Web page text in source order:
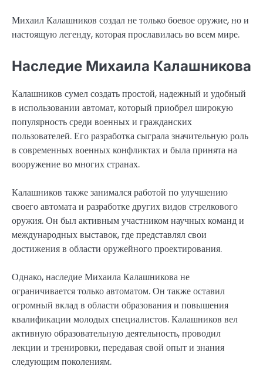
Михаил Калашников создал не только боевое оружие, но и
настоящую легенду, которая прославилась во всем мире.
Наследие Михаила Калашникова
Калашников сумел создать простой, надежный и удобный
в использовании автомат, который приобрел широкую
популярность среди военных и гражданских
пользователей. Его разработка сыграла значительную роль
в современных военных конфликтах и была принята на
вооружение во многих странах.
Калашников также занимался работой по улучшению
своего автомата и разработке других видов стрелкового
оружия. Он был активным участником научных команд и
международных выставок, где представлял свои
достижения в области оружейного проектирования.
Однако, наследие Михаила Калашникова не
ограничивается только автоматом. Он также оставил
огромный вклад в области образования и повышения
квалификации молодых специалистов. Калашников вел
активную образовательную деятельность, проводил
лекции и тренировки, передавая свой опыт и знания
следующим поколениям.